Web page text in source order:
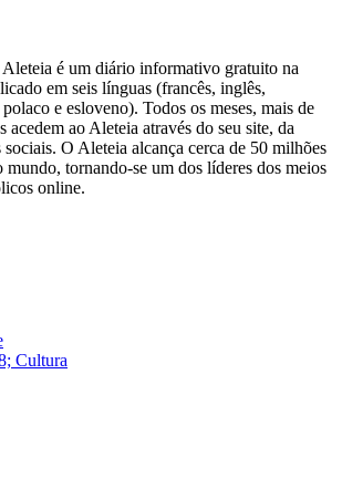
é um diário informativo gratuito na
em seis línguas (francês, inglês,
e esloveno). Todos os meses, mais de
acedem ao Aleteia através do seu site, da
sociais. O Aleteia alcança cerca de 50 milhões
mundo, tornando-se um dos líderes dos meios
online.
Cultura